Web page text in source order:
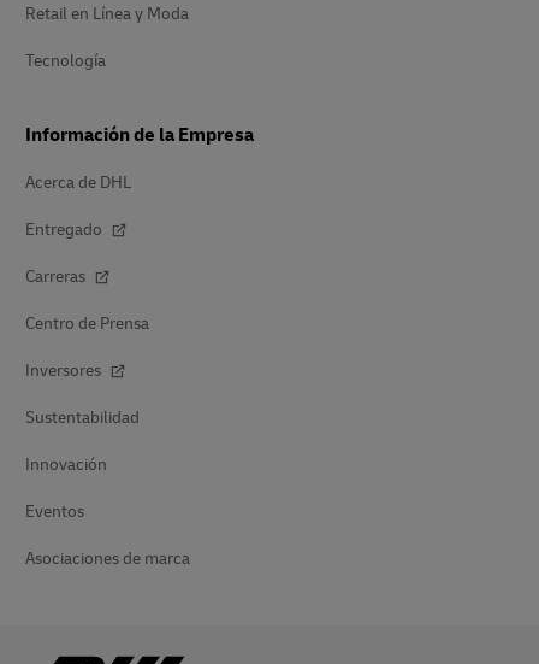
Retail en Línea y Moda
Tecnología
Información de la Empresa
Acerca de DHL
Entregado
Carreras
Centro de Prensa
Inversores
Sustentabilidad
Innovación
Eventos
Asociaciones de marca